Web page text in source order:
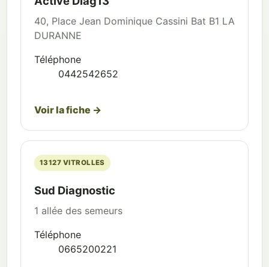
40, Place Jean Dominique Cassini Bat B1 LA
DURANNE
Téléphone
0442542652
Voir la fiche →
13127 VITROLLES
Sud Diagnostic
1 allée des semeurs
Téléphone
0665200221